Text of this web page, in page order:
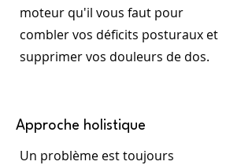
moteur qu'il vous faut pour
combler vos déficits posturaux et
supprimer vos douleurs de dos.
Approche holistique
Un problème est toujours